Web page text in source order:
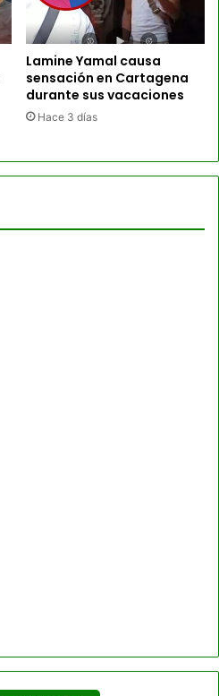
Lamine Yamal causa
sensación en Cartagena
durante sus vacaciones
Hace 3 días